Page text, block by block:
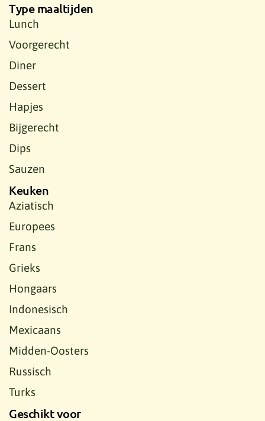
Type maaltijden
Lunch
Voorgerecht
Diner
Dessert
Hapjes
Bijgerecht
Dips
Sauzen
Keuken
Aziatisch
Europees
Frans
Grieks
Hongaars
Indonesisch
Mexicaans
Midden-Oosters
Russisch
Turks
Geschikt voor